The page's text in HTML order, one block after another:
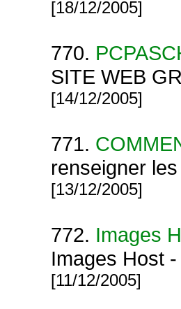
[18/12/2005]
770.
SITE WEB
[14/12/2005]
771.
renseigner
[13/12/2005]
772. Images
Images Host
[11/12/2005]